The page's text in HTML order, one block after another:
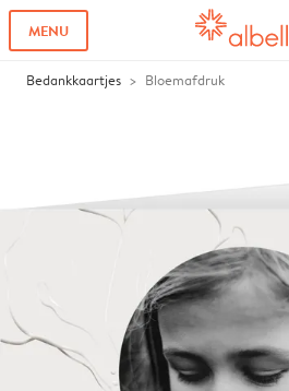
MENU
Bedankkaartjes Bloemafdruk